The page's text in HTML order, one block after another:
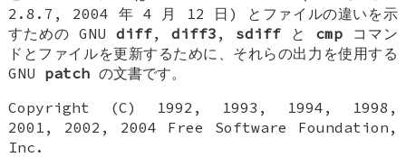
2.8.7, 2004 年 4 月 12 日) とファイルの違いを示
すための GNUdiff,diff3 , sdiffと cmp コマン
ドとファイルを更新するために、それらの出力を使用する
GNU patch の文書です。
Copyright (C) 1992, 1993, 1994, 1998,
2001, 2002, 2004 Free Software Foundation,
Inc.